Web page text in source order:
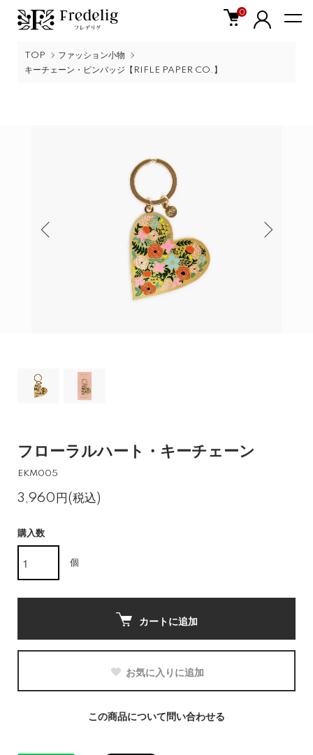
0
TOP
ファッション小物
キーチェーン・ピンバッジ【RIFLE PAPER CO.】
フローラルハート・キーチェーン
EKM005
3,960円(税込)
購入数
個
カートに追加
お気に入りに追加
この商品について問い合わせる